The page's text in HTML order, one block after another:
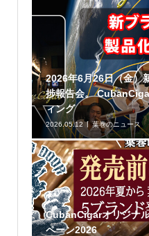
2026年6月26日（金）
捗報告会。
ィング
2026.05.12 葉巻のニュース
CubanCigarオリジナ
ペーン2026